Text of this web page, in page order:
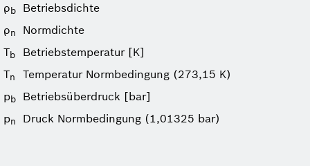
ρb
Betriebsdichte
ρn
Normdichte
Tb
Betriebs­temperatur [K]
Tn
Temperatur Normbedingung (273,15 K)
pb
Betriebsüberdruck [bar]
pn Druck Normbedingung (1,01325 bar)